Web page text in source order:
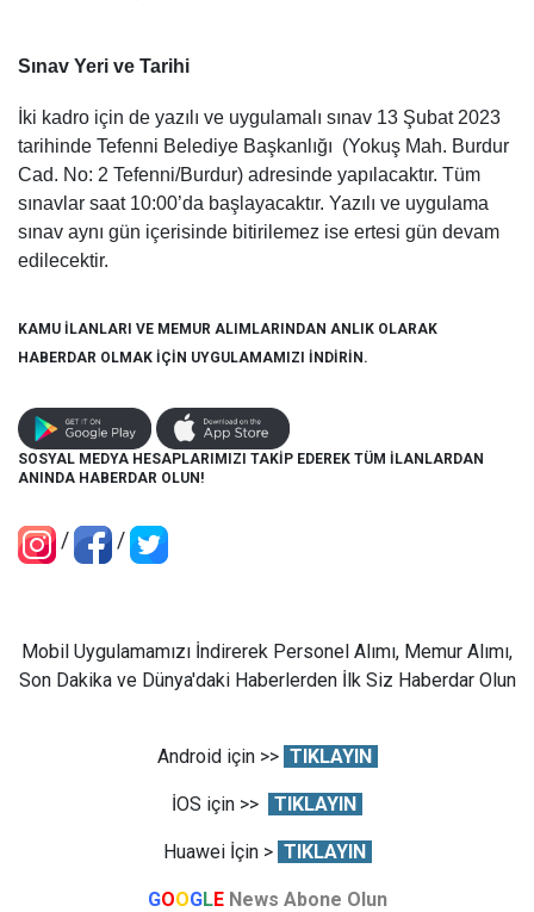
Sınav Yeri ve Tarihi
İki kadro için de yazılı ve uygulamalı sınav 13 Şubat 2023
tarihinde Tefenni Belediye Başkanlığı (Yokuş Mah. Burdur
Cad. No: 2 Tefenni/Burdur) adresinde yapılacaktır. Tüm
sınavlar saat 10:00’da başlayacaktır. Yazılı ve uygulama
sınav aynı gün içerisinde bitirilemez ise ertesi gün devam
edilecektir.
KAMU İLANLARI VE MEMUR ALIMLARINDAN ANLIK OLARAK
HABERDAR OLMAK İÇİN UYGULAMAMIZI İNDİRİN.
SOSYAL MEDYA HESAPLARIMIZI TAKİP EDEREK TÜM İLANLARDAN
ANINDA HABERDAR OLUN!
/ /
Mobil Uygulamamızı İndirerek Personel Alımı, Memur Alımı,
Son Dakika ve Dünya'daki Haberlerden İlk Siz Haberdar Olun
Android için >> TIKLAYIN
İOS için >> TIKLAYIN
Huawei İçin > TIKLAYIN
GOOGLE News Abone Olun